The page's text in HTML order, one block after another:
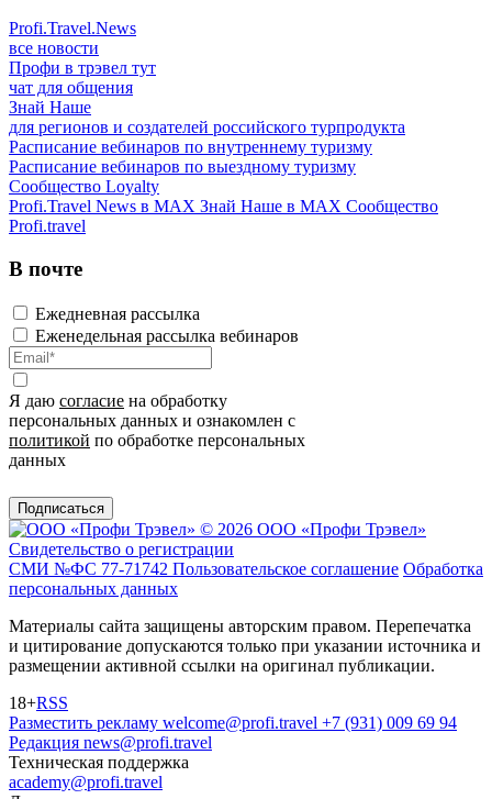
Profi.Travel.News
все новости
Профи в трэвел тут
чат для общения
Знай Наше
для регионов и создателей российского турпродукта
Расписание вебинаров по внутреннему туризму
Расписание вебинаров по выездному туризму
Сообщество Loyalty
Profi.Travel News в MAX Знай Наше в MAX Сообщество
Profi.travel
В почте
Ежедневная рассылка
Еженедельная рассылка вебинаров
Я даю согласие на обработку
персональных данных и ознакомлен с
политикой по обработке персональных
данных
Подписаться
© 2026 ООО «Профи Трэвeл»
Свидетельство о регистрации
СМИ №ФС 77-71742 Пользовательское соглашение Обработка
персональных данных
Материалы сайта защищены авторским правом. Перепечатка
и цитирование допускаются только при указании источника и
размещении активной ссылки на оригинал публикации.
18+RSS
Разместить рекламу welcome@profi.travel +7 (931) 009 69 94
Редакция news@profi.travel
Техническая поддержка
academy@profi.travel